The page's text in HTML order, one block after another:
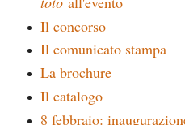
Il concorso
Il comunicato stampa
La brochure
Il catalogo
8 febbraio: